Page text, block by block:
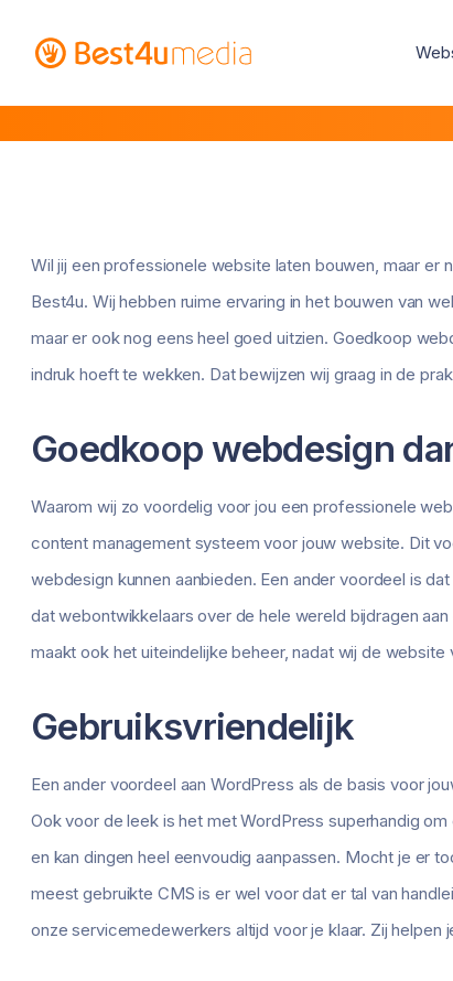
Wil jij een professionele website laten bouwen, maar er
Best4u. Wij hebben ruime ervaring in het bouwen van
maar er ook nog eens heel goed uitzien. Goedkoop
indruk hoeft te wekken. Dat bewijzen wij graag in de
Goedkoop webdesign
Waarom wij zo voordelig voor jou een professionele
content management systeem voor jouw website. Dit
webdesign kunnen aanbieden. Een ander voordeel is
dat webontwikkelaars over de hele wereld bijdragen
maakt ook het uiteindelijke beheer, nadat wij de
Gebruiksvriendelijk
Een ander voordeel aan WordPress als de basis voor
Ook voor de leek is het met WordPress superhandig
en kan dingen heel eenvoudig aanpassen. Mocht je er
meest gebruikte CMS is er wel voor dat er tal van
onze servicemedewerkers altijd voor je klaar. Zij helpen